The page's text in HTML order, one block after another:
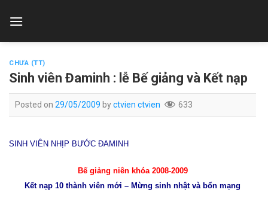
CHƯA (TT)
Sinh viên Đaminh : lễ Bế giảng và Kết nạp
Posted on 29/05/2009 byctvien ctvien 633
SINH VIÊN NHỊP BƯỚC ĐAMINH
Bế giảng niên khóa 2008-2009
Kết nạp 10 thành viên mới – Mừng sinh nhật và bổn mạng